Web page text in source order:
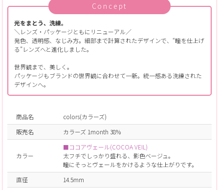
Concept
光をまとう、洗練。
＼レンズ・パッケージともにリニューアル／
発色、透明感、なじみ方。細部まで計算されたデザインで、“瞳を仕上げ
る”レンズへと進化しました。
世界観まで、美しく。
パッケージもブランドの世界観に合わせて一新。統一感ある洗練された
デザインへ。
商品名
colors(カラーズ)
販売名
カラーズ 1month 38%
カラー
■ココアヴェール(COCOA VEIL)
太フチでしっかり盛れる、影色ベージュ。
瞳にそっとヴェールをかけるような仕上がりです。
直径
14.5mm